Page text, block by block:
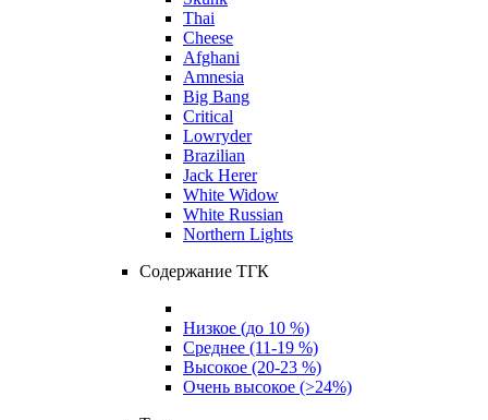
Thai
Cheese
Afghani
Amnesia
Big Bang
Critical
Lowryder
Brazilian
Jack Herer
White Widow
White Russian
Northern Lights
Содержание ТГК
Низкое (до 10 %)
Среднее (11-19 %)
Высокое (20-23 %)
Очень высокое (>24%)